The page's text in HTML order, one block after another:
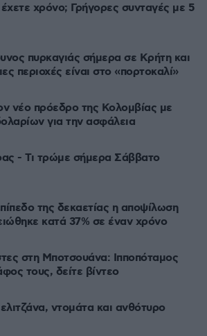
χρόνο; Γρήγορες συνταγές με 5
πυρκαγιάς σήμερα σε Κρήτη και
περιοχές είναι στο «πορτοκαλί»
νέο πρόεδρο της Κολομβίας με
για την ασφάλεια
- Τι τρώμε σήμερα Σάββατο
της δεκαετίας η αποψίλωση
κατά 37% σε έναν χρόνο
στη Μποτσουάνα: Ιπποπόταμος
τους, δείτε βίντεο
ντομάτα και ανθότυρο